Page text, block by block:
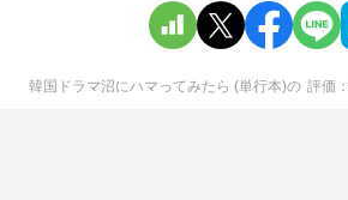
韓国ドラマ沼にハマってみたら (単行本)の 評価